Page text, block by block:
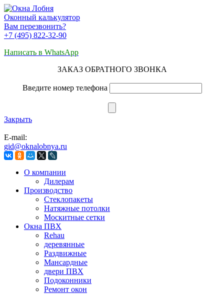
Оконный калькулятор
Вам перезвонить?
+7 (495) 822-32-90
Написать в WhatsApp
ЗАКАЗ ОБРАТНОГО ЗВОНКА
Введите номер телефона
Закрыть
E-mail:
gid@oknalobnya.ru
О компании
Дилерам
Производство
Стеклопакеты
Натяжные потолки
Москитные сетки
Окна ПВХ
Rehau
деревянные
Раздвижные
Мансардные
двери ПВХ
Подоконники
Ремонт окон